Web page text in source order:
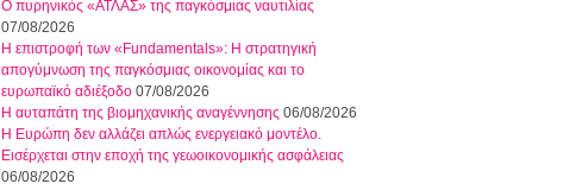
Ο πυρηνικός «ΑΤΛΑΣ» της παγκόσμιας ναυτιλίας
07/08/2026
Η επιστροφή των «Fundamentals»: Η στρατηγική
απογύμνωση της παγκόσμιας οικονομίας και το
ευρωπαϊκό αδιέξοδο 07/08/2026
Η αυταπάτη της βιομηχανικής αναγέννησης 06/08/2026
Η Ευρώπη δεν αλλάζει απλώς ενεργειακό μοντέλο.
Εισέρχεται στην εποχή της γεωοικονομικής ασφάλειας
06/08/2026